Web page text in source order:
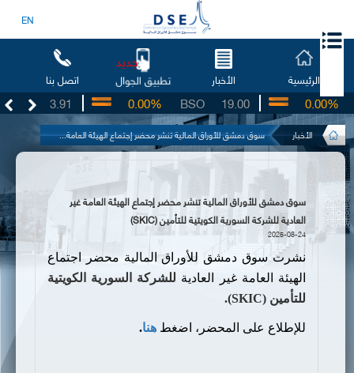
EN
الرئيسية الأخبار تطبيق الجوال
جديد
اتصل بنا
3.91
UG 19.00
BSO
0.00% 0.00%
الأخبار سوق دمشق للأوراق المالية تنشر محضر إجتماع الهيئة العامة...
سوق دمشق للأوراق المالية تنشر محضر إجتماع الهيئة العامة غير
العادية للشركة السورية الكويتية للتأمين (SKIC)
2025-08-24
نشرت سوق دمشق للأوراق المالية محضر اجتماع
الهيئة العامة غير العادية للشركة السورية الكويتية
للتأمين (
SKIC
).
للإطلاع على المحضر، اضغط هنا.